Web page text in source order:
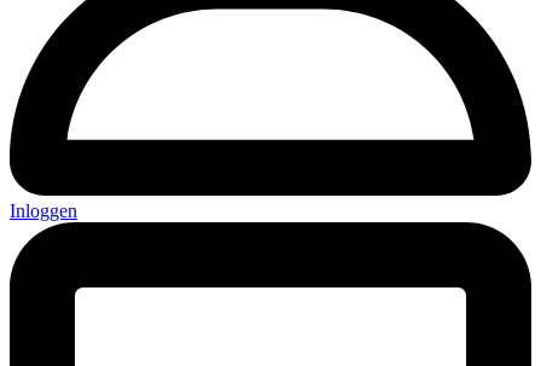
Inloggen